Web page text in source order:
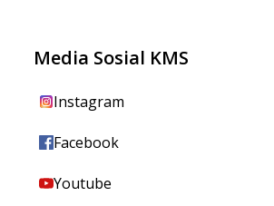
Media Sosial KMS
Instagram
Facebook
Youtube